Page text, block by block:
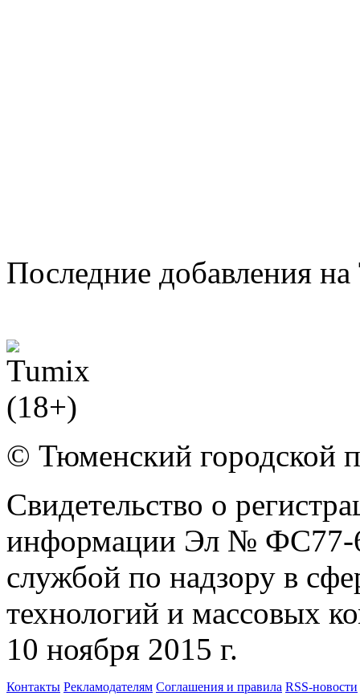
Последние добавления
© Тюменский городской
Свидетельство о
информации Эл № ФС77-
службой по надзору в
технологий и массовых
10 ноября 2015 г.
Контакты Рекламодателям Соглашения и правила RSS-новости